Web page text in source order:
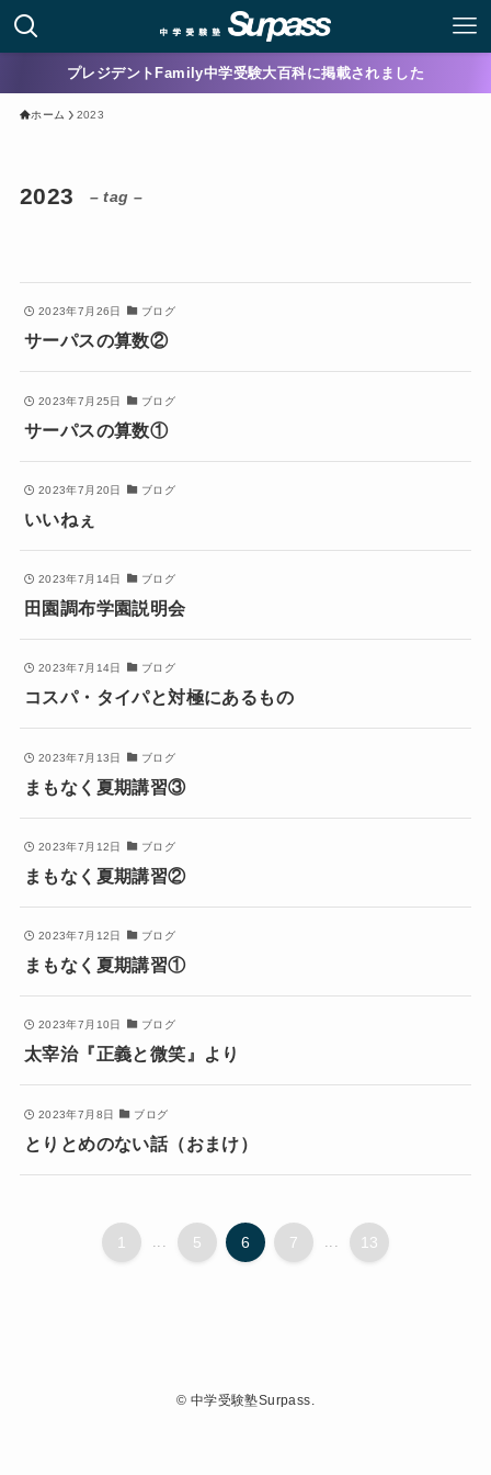
プレジデントFamily中学受験大百科に掲載されました
ホーム 2023
2023 – tag –
2023年7月26日 ブログ
サーパスの算数②
2023年7月25日 ブログ
サーパスの算数①
2023年7月20日 ブログ
いいねぇ
2023年7月14日 ブログ
田園調布学園説明会
2023年7月14日 ブログ
コスパ・タイパと対極にあるもの
2023年7月13日 ブログ
まもなく夏期講習③
2023年7月12日 ブログ
まもなく夏期講習②
2023年7月12日 ブログ
まもなく夏期講習①
2023年7月10日 ブログ
太宰治『正義と微笑』より
2023年7月8日 ブログ
とりとめのない話（おまけ）
1 5 6 7 13
© 中学受験塾Surpass.